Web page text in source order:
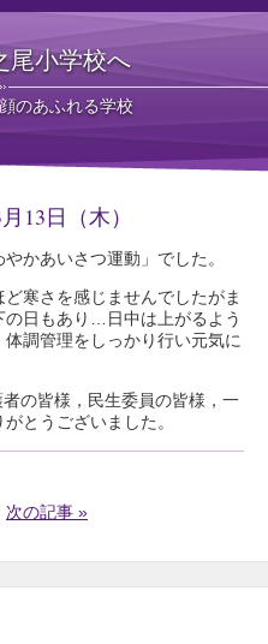
尾小学校へ
のあふれる学校
13日（木）
かあいさつ運動」でした。
寒さを感じませんでしたがま
の日もあり…日中は上がるよう
調管理をしっかり行い元気に
の皆様，民生委員の皆様，一
とうございました。
次の記事 »